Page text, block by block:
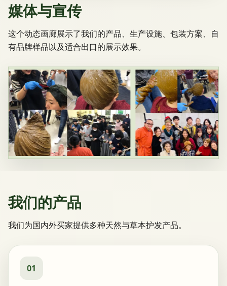
媒体与宣传
这个动态画廊展示了我们的产品、生产设施、包装方案、自
有品牌样品以及适合出口的展示效果。
我们的产品
我们为国内外买家提供多种天然与草本护发产品。
01